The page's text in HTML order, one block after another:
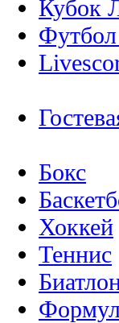
Кубок
Бокс
Хоккей
Теннис